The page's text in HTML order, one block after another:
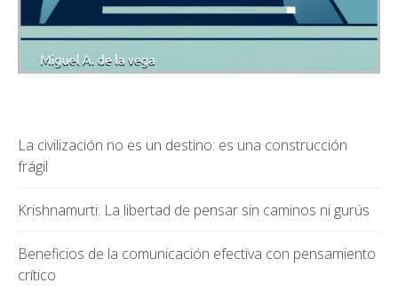
La civilización no es un destino: es una construcción
frágil
Krishnamurti: La libertad de pensar sin caminos ni gurús
Beneficios de la comunicación efectiva con pensamiento
crítico